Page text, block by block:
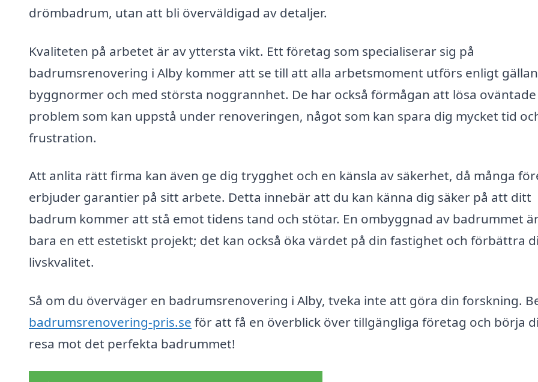
drömbadrum, utan att bli överväldigad av detaljer.
Kvaliteten på arbetet är av yttersta vikt. Ett företag som specialiserar sig på
badrumsrenovering i Alby kommer att se till att alla arbetsmoment utförs enligt
byggnormer och med största noggrannhet. De har också förmågan att lösa oväntade
problem som kan uppstå under renoveringen, något som kan spara dig mycket tid
frustration.
Att anlita rätt firma kan även ge dig trygghet och en känsla av säkerhet, då många
erbjuder garantier på sitt arbete. Detta innebär att du kan känna dig säker på att ditt
badrum kommer att stå emot tidens tand och stötar. En ombyggnad av badrummet
bara en ett estetiskt projekt; det kan också öka värdet på din fastighet och förbättra
livskvalitet.
Så om du överväger en badrumsrenovering i Alby, tveka inte att göra din forskning.
badrumsrenovering-pris.se för att få en överblick över tillgängliga företag och börja
resa mot det perfekta badrummet!